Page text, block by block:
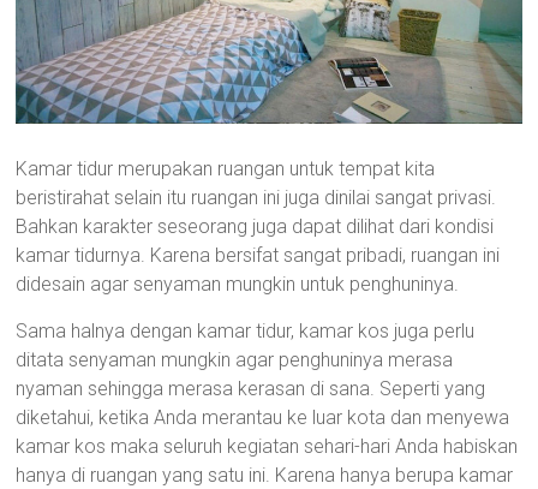
Kamar tidur merupakan ruangan untuk tempat kita
beristirahat selain itu ruangan ini juga dinilai sangat privasi.
Bahkan karakter seseorang juga dapat dilihat dari kondisi
kamar tidurnya. Karena bersifat sangat pribadi, ruangan ini
didesain agar senyaman mungkin untuk penghuninya.
Sama halnya dengan kamar tidur, kamar kos juga perlu
ditata senyaman mungkin agar penghuninya merasa
nyaman sehingga merasa kerasan di sana. Seperti yang
diketahui, ketika Anda merantau ke luar kota dan menyewa
kamar kos maka seluruh kegiatan sehari-hari Anda habiskan
hanya di ruangan yang satu ini. Karena hanya berupa kamar